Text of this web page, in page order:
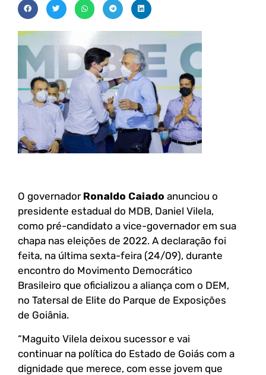
O governador Ronaldo Caiado anunciou o
presidente estadual do MDB, Daniel Vilela,
como pré-candidato a vice-governador em sua
chapa nas eleições de 2022. A declaração foi
feita, na última sexta-feira (24/09), durante
encontro do Movimento Democrático
Brasileiro que oficializou a aliança com o DEM,
no Tatersal de Elite do Parque de Exposições
de Goiânia.
“Maguito Vilela deixou sucessor e vai
continuar na política do Estado de Goiás com a
dignidade que merece, com esse jovem que